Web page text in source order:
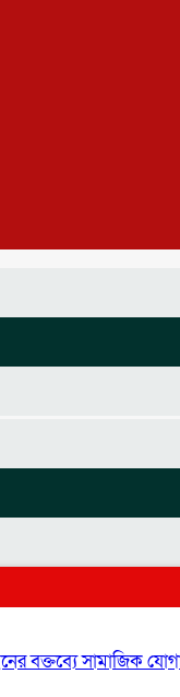
বক্তব্যে সামাজিক